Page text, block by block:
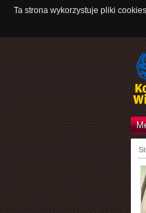
Ta strona wykorzystuje pliki